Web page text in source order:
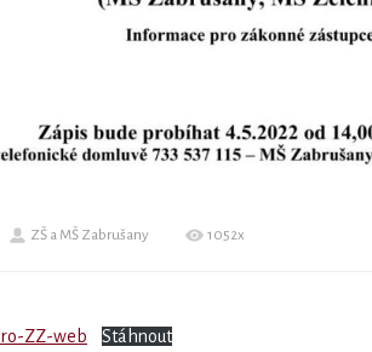
ZŠ a MŠ Zabrušany 1052x
ZZ-web Stáhnout